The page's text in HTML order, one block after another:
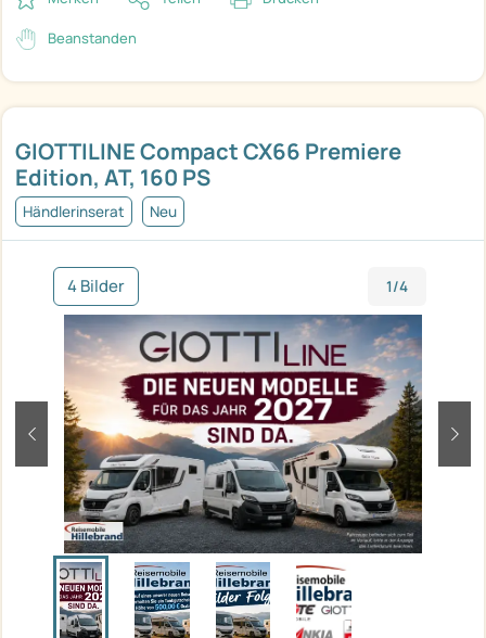
GIOTTILINE Compact CX66 Premiere
Edition, AT, 160 PS
Händlerinserat Neu
4 Bilder 1/4
zurück
Beanstanden